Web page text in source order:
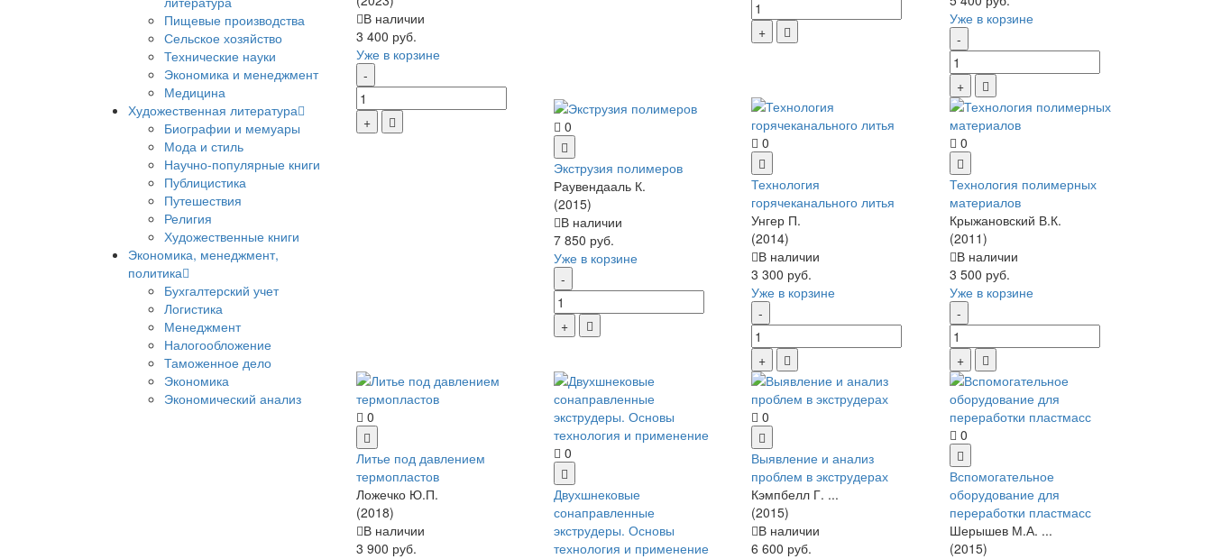
Пищевые производства
Сельское хозяйство
Технические науки
Экономика и менеджмент
Медицина
Художественная литература
Биографии и мемуары
Мода и стиль
Научно-популярные книги
Публицистика
Путешествия
Религия
Художественные книги
Экономика, менеджмент,
политика
Бухгалтерский учет
Логистика
Менеджмент
Налогообложение
Таможенное дело
Экономика
Экономический анализ
В наличии
3 400 руб.
Уже в корзине
Уже в корзине
0
Экструзия полимеров
Раувендааль К.
(2015)
В наличии
7 850 руб.
Уже в корзине
0
Технология
горячеканального литья
Унгер П.
(2014)
В наличии
3 300 руб.
Уже в корзине
0
Технология полимерных
материалов
Крыжановский В.К.
(2011)
В наличии
3 500 руб.
Уже в корзине
0
Литье под давлением
термопластов
Ложечко Ю.П.
(2018)
В наличии
3 900 руб.
0
Двухшнековые
сонаправленные
экструдеры. Основы
технология и применение
0
Выявление и анализ
проблем в экструдерах
Кэмпбелл Г. ...
(2015)
В наличии
6 600 руб.
0
Вспомогательное
оборудование для
переработки пластмасс
Шерышев М.А. ...
(2015)